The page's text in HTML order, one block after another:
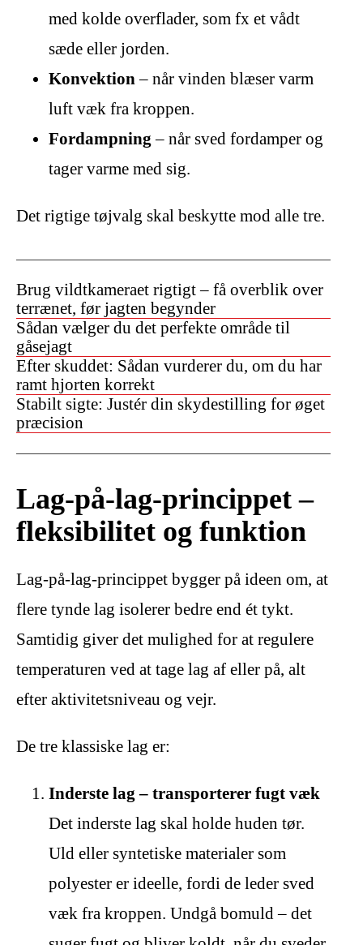
med kolde overflader, som fx et vådt
sæde eller jorden.
Konvektion– når vinden blæser varm
luft væk fra kroppen.
Fordampning – når sved fordamper og
tager varme med sig.
Det rigtige tøjvalg skal beskytte mod alle tre.
Brug vildtkameraet rigtigt – få overblik over
terrænet, før jagten begynder
Sådan vælger du det perfekte område til
gåsejagt
Efter skuddet: Sådan vurderer du, om du har
ramt hjorten korrekt
Stabilt sigte: Justér din skydestilling for øget
præcision
Lag-på-lag-princippet –
fleksibilitet og funktion
Lag-på-lag-princippet bygger på ideen om, at
flere tynde lag isolerer bedre end ét tykt.
Samtidig giver det mulighed for at regulere
temperaturen ved at tage lag af eller på, alt
efter aktivitetsniveau og vejr.
De tre klassiske lag er:
Inderste lag – transporterer fugt væk
Det inderste lag skal holde huden tør.
Uld eller syntetiske materialer som
polyester er ideelle, fordi de leder sved
væk fra kroppen. Undgå bomuld – det